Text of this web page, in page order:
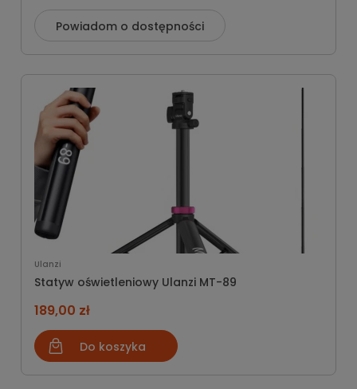
Powiadom o dostępności
Ulanzi
Statyw oświetleniowy Ulanzi MT-89
189,00 zł
Do koszyka